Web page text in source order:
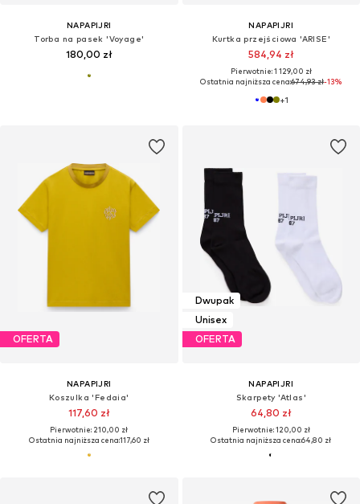
NAPAPIJRI
Torba na pasek 'Voyage'
180,00 zł
NAPAPIJRI
Kurtka przejściowa 'ARISE'
584,94 zł
Pierwotnie: 1 129,00 zł
Ostatnia najniższa cena:674,93 zł-13%
+1
OFERTA
NAPAPIJRI
Koszulka 'Fedaia'
117,60 zł
Pierwotnie: 210,00 zł
Ostatnia najniższa cena:117,60 zł
Dwupak
Unisex
OFERTA
NAPAPIJRI
Skarpety 'Atlas'
64,80 zł
Pierwotnie: 120,00 zł
Ostatnia najniższa cena:64,80 zł